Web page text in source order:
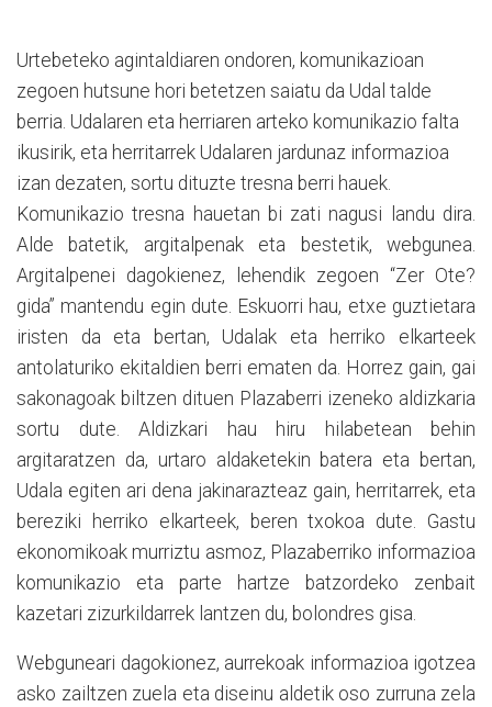
Urtebeteko agintaldiaren ondoren, komunikazioan
zegoen hutsune hori betetzen saiatu da Udal talde
berria. Udalaren eta herriaren arteko komunikazio falta
ikusirik, eta herritarrek Udalaren jardunaz informazioa
izan dezaten, sortu dituzte tresna berri hauek.
Komunikazio tresna hauetan bi zati nagusi landu dira.
Alde batetik, argitalpenak eta bestetik, webgunea.
Argitalpenei dagokienez, lehendik zegoen “Zer Ote?
gida” mantendu egin dute. Eskuorri hau, etxe guztietara
iristen da eta bertan, Udalak eta herriko elkarteek
antolaturiko ekitaldien berri ematen da. Horrez gain, gai
sakonagoak biltzen dituen Plazaberri izeneko aldizkaria
sortu dute. Aldizkari hau hiru hilabetean behin
argitaratzen da, urtaro aldaketekin batera eta bertan,
Udala egiten ari dena jakinarazteaz gain, herritarrek, eta
bereziki herriko elkarteek, beren txokoa dute. Gastu
ekonomikoak murriztu asmoz, Plazaberriko informazioa
komunikazio eta parte hartze batzordeko zenbait
kazetari zizurkildarrek lantzen du, bolondres gisa.
Webguneari dagokionez, aurrekoak informazioa igotzea
asko zailtzen zuela eta diseinu aldetik oso zurruna zela